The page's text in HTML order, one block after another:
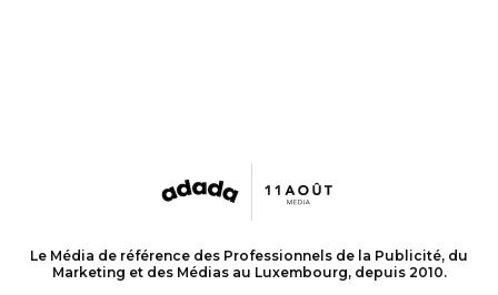
Le Média de référence des Professionnels de la Publicité, du
Marketing et des Médias au Luxembourg, depuis 2010.